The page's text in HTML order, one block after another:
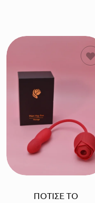
ΠΡΟΣΘΗΚΗ
ΠΟΤΙΣΕ ΤΟ